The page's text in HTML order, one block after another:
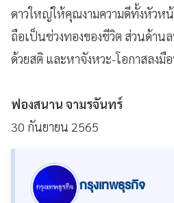
ดาวใหญ่ให้คุณงามความดีทั้งหัวห
ถือเป็นช่วงทองของชีวิต ส่วนด้า
ด้วยสติ และหาจังหวะ-โอกาสลงมื
ฟองสนาน จามรจันทร์
30 กันยายน 2565
กรุงเทพธุรกิจ